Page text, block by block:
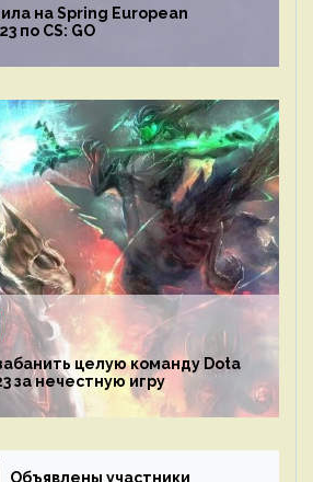
на Spring European
по CS: GO
целую команду Dota
за нечестную игру
Объявлены участники